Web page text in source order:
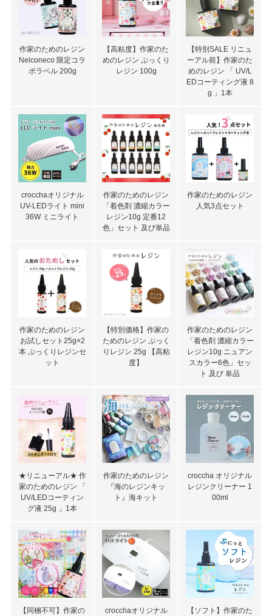
作家のためのレジン
Nelconeco 限定コラ
ボラベル 200g
【高粘度】作家のた
めのレジン ぷっくり
レジン 100g
【特別SALE リニュ
ーアル前】作家のた
めのレジン 「 UV/L
EDコーティング液 8
g 」1本
crocchaオリジナル
UV-LEDライト mini
36W ミニライト
作家のためのレジン
「着色剤 濃縮カラー
レジン10g 定番12
色」セット 及び単品
作家のためのレジン
人気3点セット
作家のためのレジン
お試しセット25g×2
本 ぷっくりレジンセ
ット
【特別価格】作家の
ためのレジン ぷっく
りレジン 25g 【高粘
度】
作家のためのレジン
「着色剤 濃縮カラー
レジン10g ニュアン
スカラー6色」セッ
ト 及び 単品
★リニューアル★ 作
家のためのレジン 「
UV/LEDコーティン
グ液 25g 」1本
作家のためのレジン
『海のレジンキッ
ト』海キット
croccha オリジナル
レジンクリーナー 1
00ml
【同梱不可】作家の
crocchaオリジナル
【ソフト】作家のた